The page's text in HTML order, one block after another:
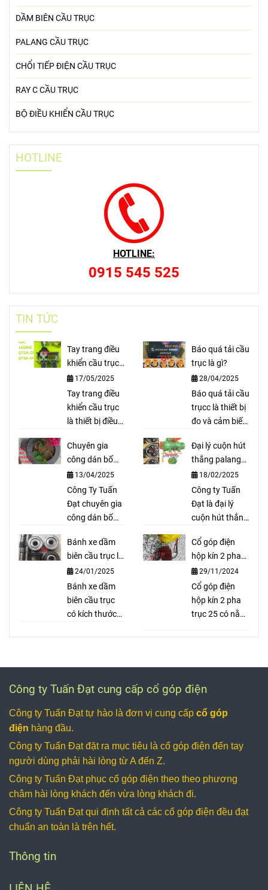
DẦM BIÊN CẦU TRỤC
PALANG CẦU TRỤC
CHỔI TIẾP ĐIỆN CẦU TRỤC
RAY C CẦU TRỤC
BỘ ĐIỀU KHIỂN CẦU TRỤC
HOTLINE
HOTLINE:
0915 545 525
TIN TỨC
Tay trang điều
khiển cầu trục
là gì?
17/05/2025
Tay trang điều
khiển cầu trục
là thiết bị điều
qua dây dẫn
thường được
sử dụng cho
cầu trục trong
các nhà máy
đường, thuỷ
xe cầu ...
Báo quá tải cầu
trục là gì?
28/04/2025
Báo quá tải cầu
trụcc là thiết bị
đo và cảm biến
vệ palang tránh
quá tải và cảnh
báo cho người
dùng biết được.
Báo quá tải cầu
trục là thiết bị
cầu trục khỏi bị
quá tải.
Chuyên gia
công dán bố
thắng cầu trục
13/04/2025
Công Ty Tuấn
Đạt chuyên gia
công dán bố
theo yêu cầu
như bố palang,
bố coil, bố cong
cho thắng thuỷ
lực, bố trục lục
giác, bố xe ô tô,
vận hành của
động cơ.
Đại lý cuộn hút
thắng palang
Fitop Đài Loan
18/02/2025
Công ty Tuấn
Đạt là đại lý
cuộn hút thắng
Đài Loan có giá
cả tốt nhất hiện
nay, tại đây có
đầy đủ các loại
cuộn hút
palang Fitop.
Bánh xe dầm
biên cầu trục là
gì?24/01/2025
Bánh xe dầm
biên cầu trục
có kích thước
thép S45C
được tôi cao
tần ở nhiệt độ
cao đảm bảo
được độ cứng
chắn.
Cổ góp điện
hộp kín 2 pha
trục 25
29/11/2024
Cổ góp điện
hộp kín 2 pha
trục 25 có nằm
cổ góp điện
dạng hở được
sử dụng nhiều
cho động cơ
công trình. Cổ
kín 2 pha trục
25 thường sử
dụng với dòng
Công ty Tuấn Đạt cung cấp cổ góp điện
Công ty Tuấn Đạt tự hào là đơn vị cung cấp cổ góp
điện hàng đầu.
Công ty Tuấn Đạt đặt ra mục tiêu là cổ góp điện đến tay
người dùng phải hài lòng từ A đến Z.
Công ty Tuấn Đạt phục cổ góp điện theo theo phương
châm hài lòng khách đến vừa lòng khách đi.
Công ty Tuấn Đạt qui định tất cả các cổ góp điện đều đạt
chuẩn an toàn là trên hết.
Thông tin